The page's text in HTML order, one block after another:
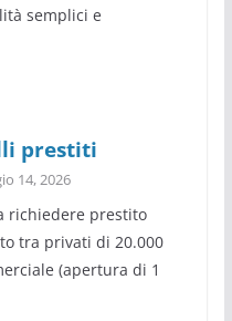
semplici e
prestiti
14, 2026
richiedere prestito
tra privati di 20.000
(apertura di 1